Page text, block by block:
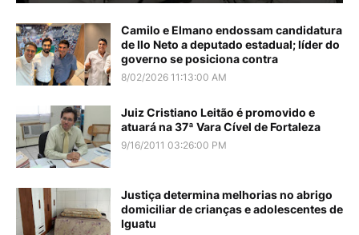
Camilo e Elmano endossam candidatura
de Ilo Neto a deputado estadual; líder do
governo se posiciona contra
8/02/2026 11:13:00 AM
Juiz Cristiano Leitão é promovido e
atuará na 37ª Vara Cível de Fortaleza
9/16/2011 03:26:00 PM
Justiça determina melhorias no abrigo
domiciliar de crianças e adolescentes de
Iguatu